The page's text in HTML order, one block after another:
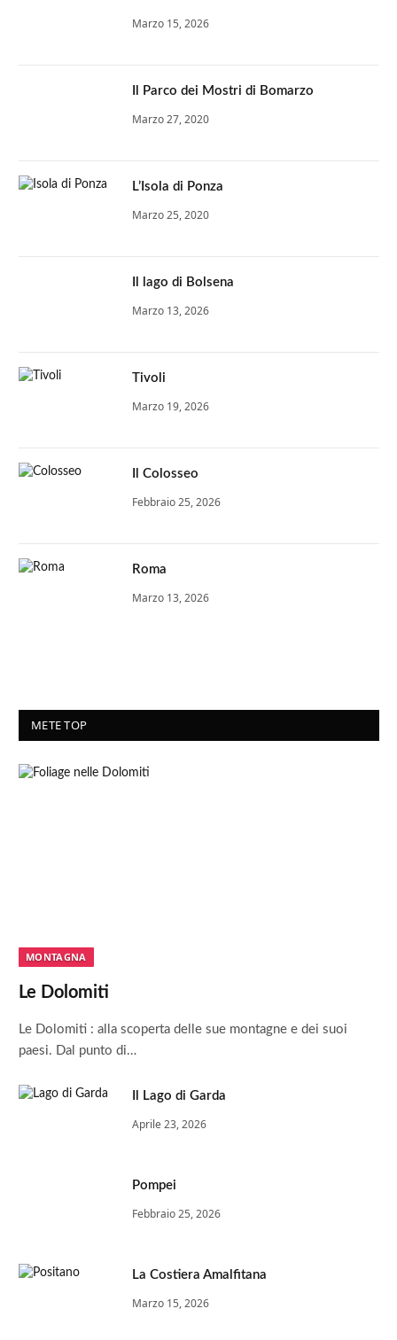
Marzo 15, 2026
Il Parco dei Mostri di Bomarzo
Marzo 27, 2020
L’Isola di Ponza
Marzo 25, 2020
Il lago di Bolsena
Marzo 13, 2026
Tivoli
Marzo 19, 2026
Il Colosseo
Febbraio 25, 2026
Roma
Marzo 13, 2026
METE TOP
MONTAGNA
Le Dolomiti
Le Dolomiti : alla scoperta delle sue montagne e dei suoi
paesi. Dal punto di…
Il Lago di Garda
Aprile 23, 2026
Pompei
Febbraio 25, 2026
La Costiera Amalfitana
Marzo 15, 2026